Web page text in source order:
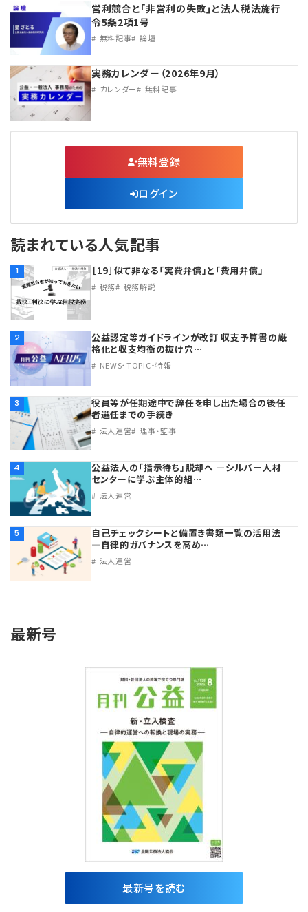
営利競合と｢非営利の失敗｣と法人税法施行
令5条2項1号
無料記事 論壇
実務カレンダー（2026年9月）
カレンダー 無料記事
無料登録
ログイン
読まれている人気記事
1 ［19］似て非なる「実費弁償」と「費用弁償」
税務 税務解説
2
公益認定等ガイドラインが改訂 収支予算書の厳
格化と収支均衡の抜け穴…
NEWS・TOPIC・特報
3
役員等が任期途中で辞任を申し出た場合の後任
者選任までの手続き
法人運営 理事・監事
4
公益法人の「指示待ち」脱却へ ―シルバー人材
センターに学ぶ主体的組…
法人運営
5
自己チェックシートと備置き書類一覧の活用法
―自律的ガバナンスを高め…
法人運営
最新号
最新号を読む